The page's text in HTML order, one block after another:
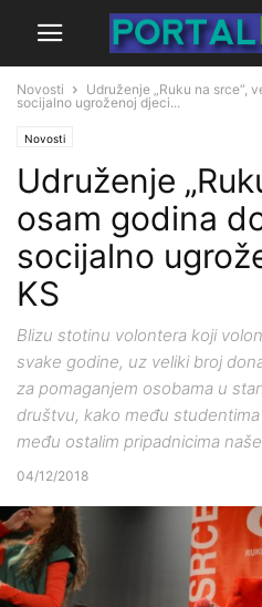
Novosti
Udruženje „Ruku na srce“,
socijalno ugroženoj djeci...
Novosti
Udruženje
osam godina
socijalno
KS
Blizu stotinu volontera koji
svake godine, uz veliki broj
za pomaganjem osobama u
društvu, kako među
među ostalim pripadnicima
04/12/2018